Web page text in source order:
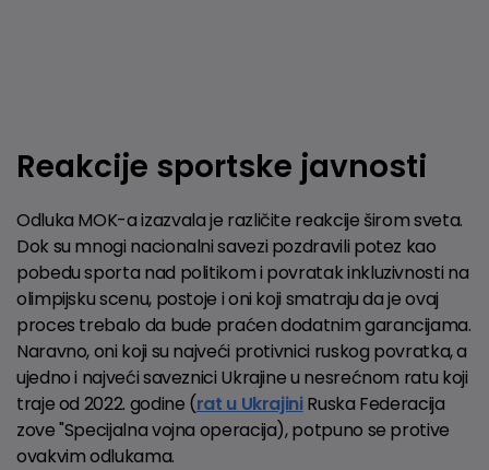
Reakcije sportske javnosti
Odluka MOK-a izazvala je različite reakcije širom sveta.
Dok su mnogi nacionalni savezi pozdravili potez kao
pobedu sporta nad politikom i povratak inkluzivnosti na
olimpijsku scenu, postoje i oni koji smatraju da je ovaj
proces trebalo da bude praćen dodatnim garancijama.
Naravno, oni koji su najveći protivnici ruskog povratka, a
ujedno i najveći saveznici Ukrajine u nesrećnom ratu koji
traje od 2022. godine (rat u UkrajiniRuska Federacija
zove "Specijalna vojna operacija), potpuno se protive
ovakvim odlukama.